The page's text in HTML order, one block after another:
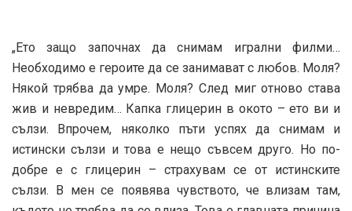
„Ето защо започнах да снимам игрални филми…
Необходимо е героите да се занимават с любов. Моля?
Някой трябва да умре. Моля? След миг отново става
жив и невредим… Капка глицерин в окото – ето ви и
сълзи. Впрочем, няколко пъти успях да снимам и
истински сълзи и това е нещо съвсем друго. Но по-
добре е с глицерин – страхувам се от истинските
сълзи. В мен се появява чувството, че влизам там,